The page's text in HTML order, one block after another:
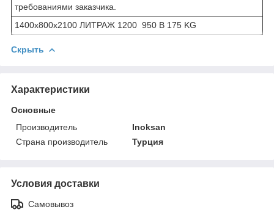
требованиями заказчика.
1400х800х2100 ЛИТРАЖ 1200 950 В 175 KG
Скрыть
Характеристики
Основные
Производитель
Inoksan
Страна производитель
Турция
Условия доставки
Самовывоз